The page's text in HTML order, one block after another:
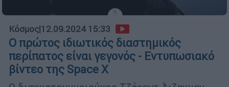
Κόσμος|12.09.2024 15:33
Ο πρώτος ιδιωτικός διαστημικός
περίπατος είναι γεγονός - Εντυπωσιακό
βίντεο της Space X